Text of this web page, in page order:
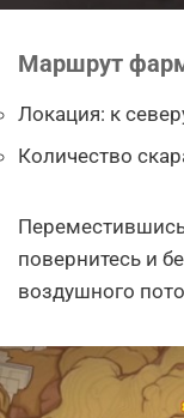
Маршрут
Локация: к
Количество
повернитесь и
воздушного